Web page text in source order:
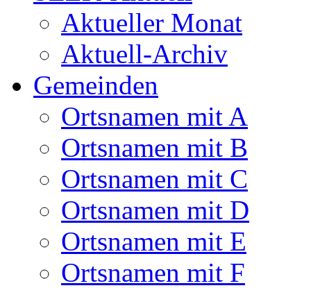
Aktueller Monat
Aktuell-Archiv
Gemeinden
Ortsnamen mit A
Ortsnamen mit B
Ortsnamen mit C
Ortsnamen mit D
Ortsnamen mit E
Ortsnamen mit F